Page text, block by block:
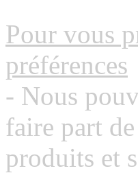
Pour vous
préférences
- Nous
faire part
produits et